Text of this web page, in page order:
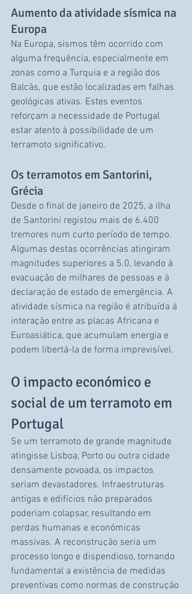
Aumento da atividade sísmica na
Europa
Na Europa, sismos têm ocorrido com
alguma frequência, especialmente em
zonas como a Turquia e a região dos
Balcãs, que estão localizadas em falhas
geológicas ativas. Estes eventos
reforçam a necessidade de Portugal
estar atento à possibilidade de um
terramoto significativo.
Os terramotos em Santorini,
Grécia
Desde o final de janeiro de 2025, a ilha
de Santorini registou mais de 6.400
tremores num curto período de tempo.
Algumas destas ocorrências atingiram
magnitudes superiores a 5.0, levando à
evacuação de milhares de pessoas e à
declaração de estado de emergência. A
atividade sísmica na região é atribuída à
interação entre as placas Africana e
Euroasiática, que acumulam energia e
podem libertá-la de forma imprevisível.
O impacto económico e
social de um terramoto em
Portugal
Se um terramoto de grande magnitude
atingisse Lisboa, Porto ou outra cidade
densamente povoada, os impactos
seriam devastadores. Infraestruturas
antigas e edifícios não preparados
poderiam colapsar, resultando em
perdas humanas e económicas
massivas. A reconstrução seria um
processo longo e dispendioso, tornando
fundamental a existência de medidas
preventivas como normas de construção